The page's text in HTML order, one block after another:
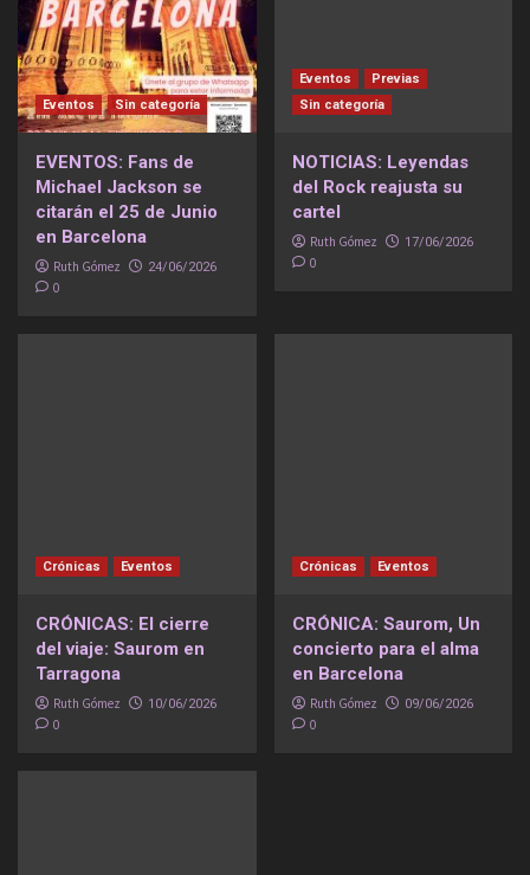
Eventos Sin categoría
EVENTOS: Fans de
Michael Jackson se
citarán el 25 de Junio
en Barcelona
Ruth Gómez 24/06/2026
0
Eventos
Previas
Sin categoría
NOTICIAS: Leyendas
del Rock reajusta su
cartel
Ruth Gómez 17/06/2026
0
Crónicas Eventos
CRÓNICAS: El cierre
del viaje: Saurom en
Tarragona
Ruth Gómez 10/06/2026
0
Crónicas Eventos
CRÓNICA: Saurom, Un
concierto para el alma
en Barcelona
Ruth Gómez 09/06/2026
0